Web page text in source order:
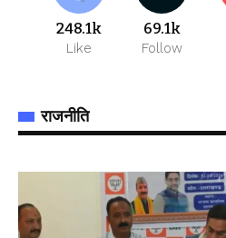
248.1k
Like
69.1k
Follow
राजनीति